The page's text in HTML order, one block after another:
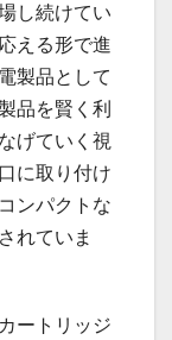
し続けてい
える形で進
製品として
品を賢く利
げていく視
に取り付け
ンパクトな
れていま
ートリッジ